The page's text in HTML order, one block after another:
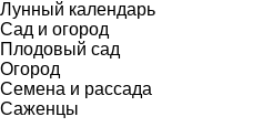
Лунный календарь
Сад и огород
Плодовый сад
Огород
Семена и рассада
Саженцы